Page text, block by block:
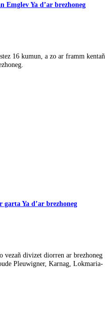
Emglev Ya d’ar brezhoneg
16 kumun, a zo ar framm kentañ
Ya d’ar brezhoneg
vezañ divizet diorren ar brezhoneg
Pleuwigner, Karnag, Lokmaria-